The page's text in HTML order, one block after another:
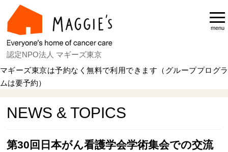
認定NPO法人 マギーズ東京
menu
マギーズ東京は予約なく無料で利用できます（グループプログラ
ムは要予約）
NEWS & TOPICS
第30回日本がん看護学会学術集会での交流